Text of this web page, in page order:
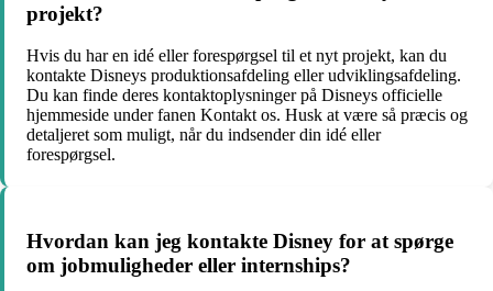
projekt?
Hvis du har en idé eller forespørgsel til et nyt projekt, kan du
kontakte Disneys produktionsafdeling eller udviklingsafdeling.
Du kan finde deres kontaktoplysninger på Disneys officielle
hjemmeside under fanen Kontakt os. Husk at være så præcis og
detaljeret som muligt, når du indsender din idé eller
forespørgsel.
Hvordan kan jeg kontakte Disney for at spørge
om jobmuligheder eller internships?